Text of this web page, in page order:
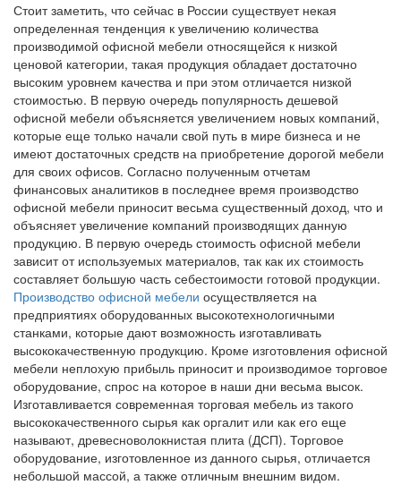
Стоит заметить, что сейчас в России существует некая
определенная тенденция к увеличению количества
производимой офисной мебели относящейся к низкой
ценовой категории, такая продукция обладает достаточно
высоким уровнем качества и при этом отличается низкой
стоимостью. В первую очередь популярность дешевой
офисной мебели объясняется увеличением новых компаний,
которые еще только начали свой путь в мире бизнеса и не
имеют достаточных средств на приобретение дорогой мебели
для своих офисов. Согласно полученным отчетам
финансовых аналитиков в последнее время производство
офисной мебели приносит весьма существенный доход, что и
объясняет увеличение компаний производящих данную
продукцию. В первую очередь стоимость офисной мебели
зависит от используемых материалов, так как их стоимость
составляет большую часть себестоимости готовой продукции.
Производство офисной мебели осуществляется на
предприятиях оборудованных высокотехнологичными
станками, которые дают возможность изготавливать
высококачественную продукцию. Кроме изготовления офисной
мебели неплохую прибыль приносит и производимое торговое
оборудование, спрос на которое в наши дни весьма высок.
Изготавливается современная торговая мебель из такого
высококачественного сырья как оргалит или как его еще
называют, древесноволокнистая плита (ДСП). Торговое
оборудование, изготовленное из данного сырья, отличается
небольшой массой, а также отличным внешним видом.